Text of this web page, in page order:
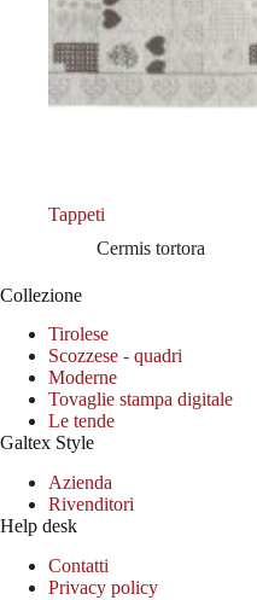
Tappeti
Cermis tortora
Collezione
Tirolese
Scozzese - quadri
Moderne
Tovaglie stampa digitale
Le tende
Galtex Style
Azienda
Rivenditori
Help desk
Contatti
Privacy policy